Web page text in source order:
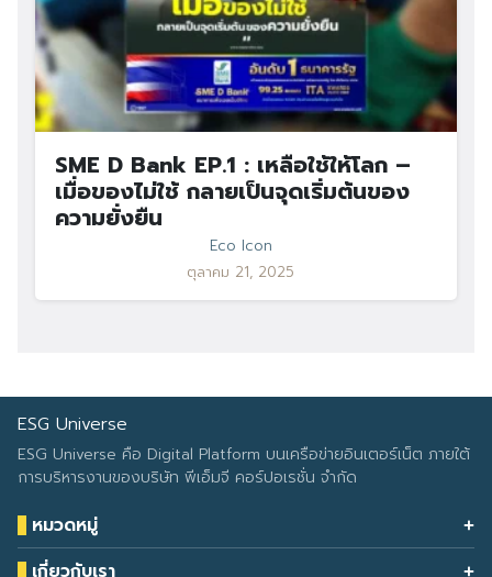
SME D Bank EP.1 : เหลือใช้ให้โลก –
เมื่อของไม่ใช้ กลายเป็นจุดเริ่มต้นของ
ความยั่งยืน
Eco Icon
ตุลาคม 21, 2025
ESG Universe
ESG Universe คือ Digital Platform บนเครือข่ายอินเตอร์เน็ต ภายใต้
การบริหารงานของบริษัท พีเอ็มจี คอร์ปอเรชั่น จำกัด
หมวดหมู่
Health & Wellness
เกี่ยวกับเรา